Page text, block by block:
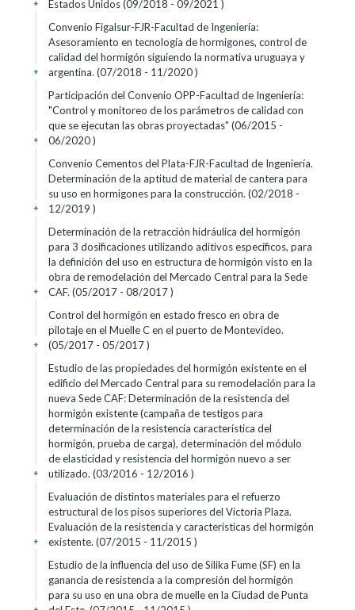
Estados Unidos (09/2018 - 09/2021 )
+
Convenio Figalsur-FJR-Facultad de Ingeniería:
Asesoramiento en tecnología de hormigones, control de
calidad del hormigón siguiendo la normativa uruguaya y
argentina. (07/2018 - 11/2020 )
+
Participación del Convenio OPP-Facultad de Ingeniería:
"Control y monitoreo de los parámetros de calidad con
que se ejecutan las obras proyectadas" (06/2015 -
06/2020 )
+
Convenio Cementos del Plata-FJR-Facultad de Ingeniería.
Determinación de la aptitud de material de cantera para
su uso en hormigones para la construcción. (02/2018 -
12/2019 )
+
Determinación de la retracción hidráulica del hormigón
para 3 dosificaciones utilizando aditivos específicos, para
la definición del uso en estructura de hormigón visto en la
obra de remodelación del Mercado Central para la Sede
CAF. (05/2017 - 08/2017 )
+
Control del hormigón en estado fresco en obra de
pilotaje en el Muelle C en el puerto de Montevideo.
(05/2017 - 05/2017 )
+
Estudio de las propiedades del hormigón existente en el
edificio del Mercado Central para su remodelación para la
nueva Sede CAF: Determinación de la resistencia del
hormigón existente (campaña de testigos para
determinación de la resistencia característica del
hormigón, prueba de carga), determinación del módulo
de elasticidad y resistencia del hormigón nuevo a ser
utilizado. (03/2016 - 12/2016 )
+
Evaluación de distintos materiales para el refuerzo
estructural de los pisos superiores del Victoria Plaza.
Evaluación de la resistencia y características del hormigón
existente. (07/2015 - 11/2015 )
+
Estudio de la influencia del uso de Silika Fume (SF) en la
ganancia de resistencia a la compresión del hormigón
para su uso en una obra de muelle en la Ciudad de Punta